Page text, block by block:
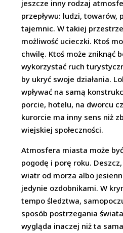
jeszcze inny rodzaj
przepływu: ludzi, towarów,
tajemnic. W takiej
możliwość ucieczki. Ktoś
chwilę. Ktoś może zniknąć
wykorzystać ruch
by ukryć swoje działania.
wpływać na samą
porcie, hotelu, na dworcu
kurorcie ma inny sens niż
wiejskiej społeczności.
Atmosfera miasta może
pogodę i porę roku. Deszcz,
wiatr od morza albo
jedynie ozdobnikami. W
tempo śledztwa,
sposób postrzegania
wygląda inaczej niż ta